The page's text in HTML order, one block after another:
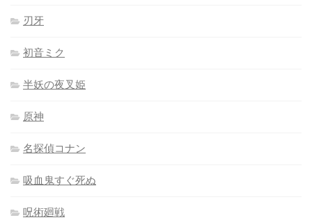
刃牙
初音ミク
半妖の夜叉姫
原神
名探偵コナン
吸血鬼すぐ死ぬ
呪術廻戦